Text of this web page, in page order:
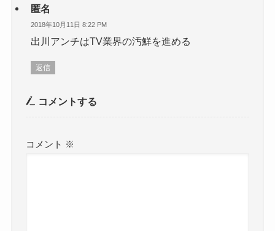
匿名
2018年10月11日 8:22 PM
出川アンチはTV業界の汚鮮を進める
返信
コメントする
コメント ※